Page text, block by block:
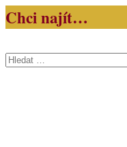
Chci najít…
Vyhledávání